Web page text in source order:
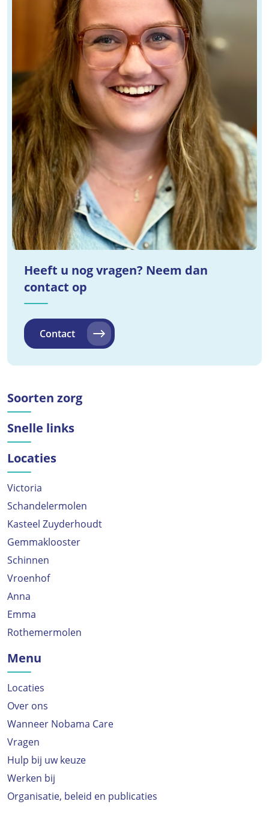
Heeft u nog vragen? Neem dan
contact op
Contact
Soorten zorg
Snelle links
Locaties
Victoria
Schandelermolen
Kasteel Zuyderhoudt
Gemmaklooster
Schinnen
Vroenhof
Anna
Emma
Rothemermolen
Menu
Locaties
Over ons
Wanneer Nobama Care
Vragen
Hulp bij uw keuze
Werken bij
Organisatie, beleid en publicaties